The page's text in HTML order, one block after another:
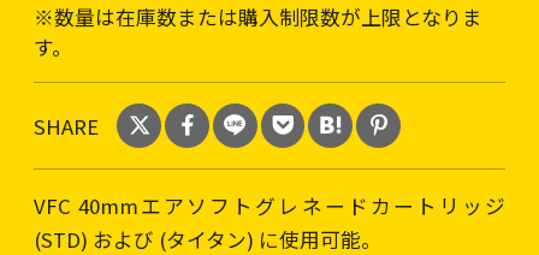
※数量は在庫数または購入制限数が上限となりま
す。
SHARE
VFC 40mmエアソフトグレネードカートリッジ
(STD) および (タイタン) に使用可能。